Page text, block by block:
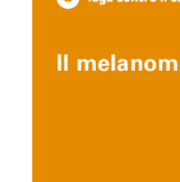
Vai al sito della